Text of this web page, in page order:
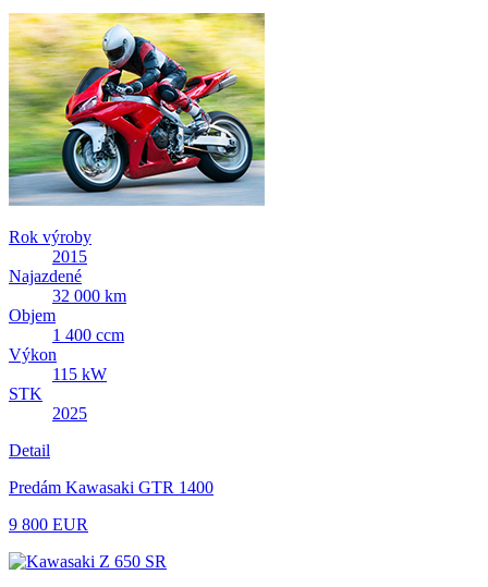
Rok výroby
2015
Najazdené
32 000 km
Objem
1 400 ccm
Výkon
115 kW
STK
2025
Detail
Predám Kawasaki GTR 1400
9 800 EUR